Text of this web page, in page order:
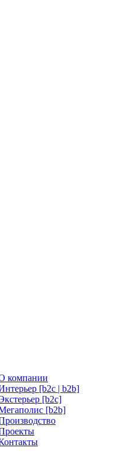
компании
[b2c | b2b]
[b2c]
[b2b]